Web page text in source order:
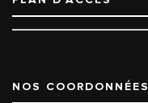
NOS COORDONNÉES